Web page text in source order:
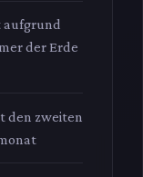
aufgrund
der Erde
den zweiten